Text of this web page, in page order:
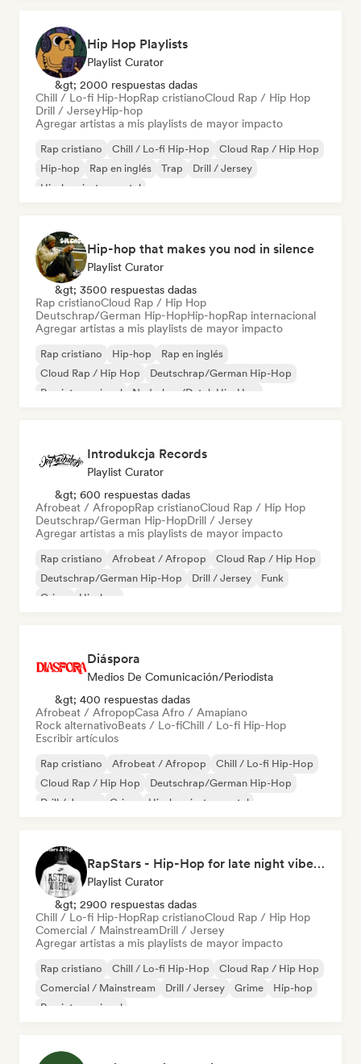
Hip Hop Playlists
Playlist Curator
&gt; 2000 respuestas dadas
Chill / Lo-fi Hip-HopRap cristianoCloud Rap / Hip Hop
Drill / JerseyHip-hop
Agregar artistas a mis playlists de mayor impacto
Rap cristiano Chill / Lo-fi Hip-Hop
Cloud Rap / Hip Hop
Hip-hop
Rap en inglés Trap
Drill / Jersey
Hip-hop instrumental
Hip-hop that makes you nod in silence
Playlist Curator
&gt; 3500 respuestas dadas
Rap cristianoCloud Rap / Hip Hop
Deutschrap/German Hip-HopHip-hopRap internacional
Agregar artistas a mis playlists de mayor impacto
Rap cristiano Hip-hop
Rap en inglés
Cloud Rap / Hip Hop
Deutschrap/German Hip-Hop
Rap internacional
Nederhop/Dutch Hip-Hop
Introdukcja Records
Playlist Curator
&gt; 600 respuestas dadas
Afrobeat / AfropopRap cristianoCloud Rap / Hip Hop
Deutschrap/German Hip-HopDrill / Jersey
Agregar artistas a mis playlists de mayor impacto
Rap cristiano Afrobeat / Afropop
Cloud Rap / Hip Hop
Deutschrap/German Hip-Hop
Drill / Jersey
Funk
Grime
Hip-hop
Diáspora
Medios De Comunicación/Periodista
&gt; 400 respuestas dadas
Afrobeat / AfropopCasa Afro / Amapiano
Rock alternativoBeats / Lo-fiChill / Lo-fi Hip-Hop
Escribir artículos
Rap cristiano Afrobeat / Afropop
Chill / Lo-fi Hip-Hop
Cloud Rap / Hip Hop
Deutschrap/German Hip-Hop
Drill / Jersey
Grime Hip-hop instrumental
RapStars - Hip-Hop for late night vibes (by Music Outsider)
Playlist Curator
&gt; 2900 respuestas dadas
Chill / Lo-fi Hip-HopRap cristianoCloud Rap / Hip Hop
Comercial / MainstreamDrill / Jersey
Agregar artistas a mis playlists de mayor impacto
Rap cristiano Chill / Lo-fi Hip-Hop
Cloud Rap / Hip Hop
Comercial / Mainstream
Drill / Jersey Grime
Hip-hop
Rap internacional